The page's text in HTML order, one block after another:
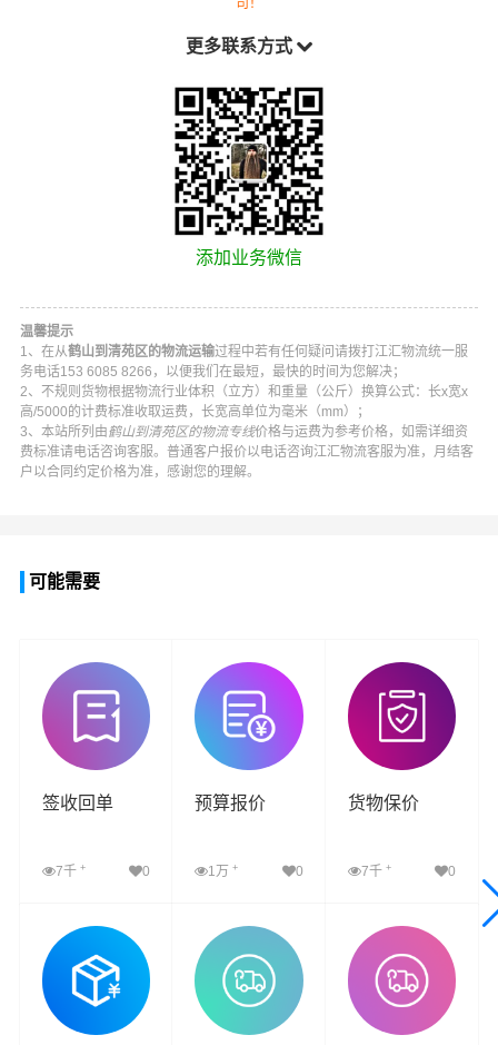
更多联系方式
添加业务微信
温馨提示
1、在从鹤山到清苑区的物流运输过程中若有任何疑问请拨打 江汇物流统一服
务电话153 6085 8266 ，以便我们在最短，最快的时间为您解决；
2、不规则货物根据物流行业体积（立方）和重量（公斤）换算公式：长x宽x
高/5000的计费标准收取运费，长宽高单位为毫米（mm）；
3、本站所列由鹤山到清苑区的物流专线价格与运费为参考价格，如需详细资
费标准请电话咨询客服。普通客户报价以电话咨询江汇物流客服为准，月结客
户以合同约定价格为准，感谢您的理解。
可能需要
签收回单
7千 + 0
查看详细
预算报价
1万+ 0
查看详细
货物保价
7千 + 0
查看详细